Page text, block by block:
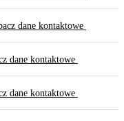
dane kontaktowe
dane kontaktowe
dane kontaktowe